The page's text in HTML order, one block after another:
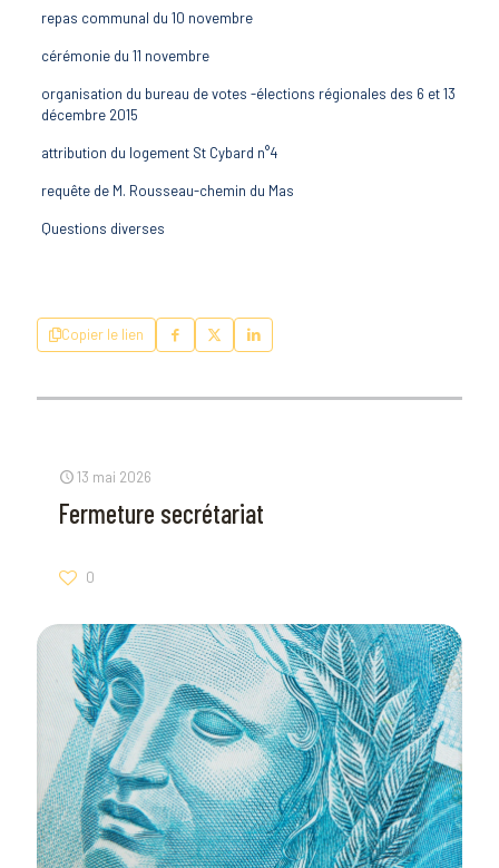
repas communal du 10 novembre
cérémonie du 11 novembre
organisation du bureau de votes -élections régionales des 6 et 13
décembre 2015
attribution du logement St Cybard n°4
requête de M. Rousseau-chemin du Mas
Questions diverses
Copier le lien
13 mai 2026
Fermeture secrétariat
0